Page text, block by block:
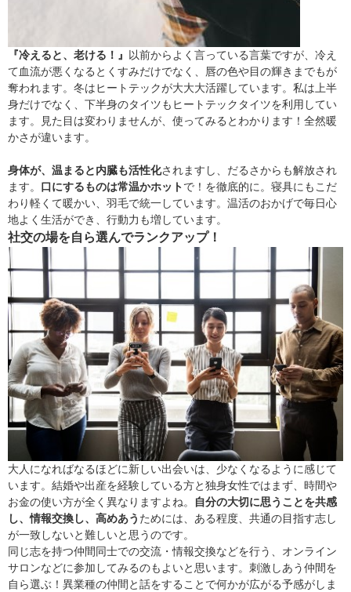
『冷えると、老ける！』
以前からよく言っている言葉ですが、冷え
て血流が悪くなるとくすみだけでなく、唇の色や目の輝きまでもが
奪われます。冬はヒートテックが大大大活躍しています。私は上半
身だけでなく、下半身のタイツもヒートテックタイツを利用してい
ます。見た目は変わりませんが、使ってみるとわかります！全然暖
かさが違います。
身体が、温まると内臓も活性化されますし、だるさからも解放され
ます。 口にするものは常温かホットで！を徹底的に。寝具にもこだ
わり軽くて暖かい、羽毛で統一しています。温活のおかげで毎日心
地よく生活ができ、行動力も増しています。
社交の場を自ら選んでランクアップ！
大人になればなるほどに新しい出会いは、少なくなるように感じて
います。結婚や出産を経験している方と独身女性ではまず、時間や
お金の使い方が全く異なりますよね。
自分の大切に思うことを共感
し、情報交換し、高めあう ためには、ある程度、共通の目指す志し
が一致しないと難しいと思うのです。
同じ志を持つ仲間同士での交流・情報交換などを行う、オンライン
サロンなどに参加してみるのもよいと思います。刺激しあう仲間を
自ら選ぶ！異業種の仲間と話をすることで何かが広がる予感がしま